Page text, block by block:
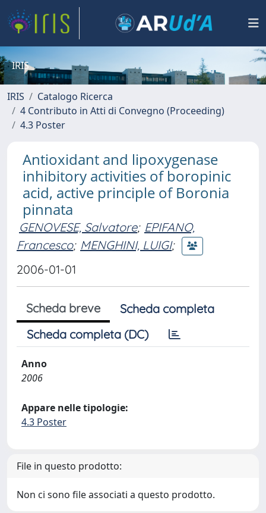
IRIS
IRIS
Catalogo Ricerca
4 Contributo in Atti di Convegno (Proceeding)
4.3 Poster
Antioxidant and lipoxygenase
inhibitory activities of boropinic
acid, active principle of Boronia
pinnata
GENOVESE, Salvatore; EPIFANO,
Francesco; MENGHINI, LUIGI;
2006-01-01
Scheda breve
Scheda completa
Scheda completa (DC)
Anno
2006
Appare nelle tipologie:
4.3 Poster
File in questo prodotto:
Non ci sono file associati a questo prodotto.